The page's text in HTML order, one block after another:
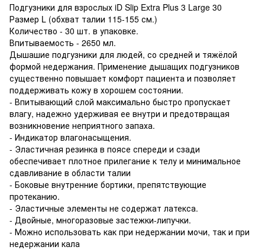
Подгузники для взрослых iD Slip Extra Plus 3 Large 30
Размер L (обхват талии 115-155 см.)
Количество - 30 шт. в упаковке.
Впитываемость - 2650 мл.
Дышашие подгузники для людей, со средней и тяжёлой
формой недержания. Применение дышащих подгузников
существенно повышает комфорт пациента и позволяет
поддерживать кожу в хорошем состоянии.
- Впитывающий слой максимально быстро пропускает
влагу, надежно удерживая ее внутри и предотвращая
возникновение неприятного запаха.
- Индикатор влагонасыщения.
- Эластичная резинка в поясе спереди и сзади
обеспечивает плотное прилегание к телу и минимальное
сдавливание в области талии
- Боковые внутренние бортики, препятствующие
протеканию.
- Эластичные элементы не содержат латекса.
- Двойные, многоразовые застежки-липучки.
- Можно использовать как при недержании мочи, так и при
недержании кала